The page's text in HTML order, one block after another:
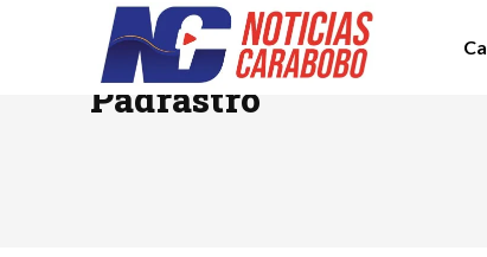
TAG RESULTS:
Padrastro